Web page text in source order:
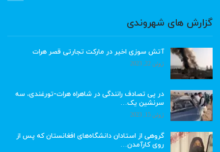
گزارش های شهروندی
آتش سوزی اخیر در مارکت تجارتی قصر هرات
ژوئن 22, 2023
در پی تصادف رانندگی در شاهراه هرات-تورغندی، سه
سرنشین یک…
ژوئن 15, 2023
گروهی از استادان دانشگاه‌های افغانستان که پس از
روی کارآمدن…